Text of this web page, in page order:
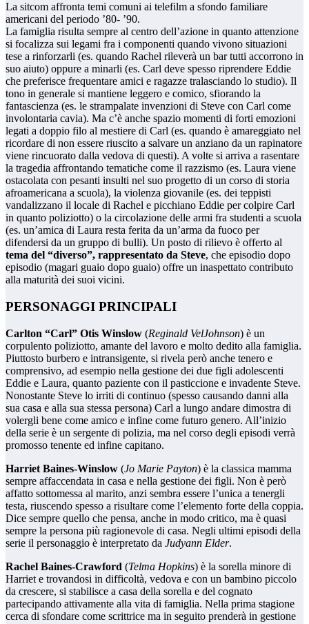
La sitcom affronta temi comuni ai telefilm a sfondo familiare
americani del periodo ’80- ’90.
La famiglia risulta sempre al centro dell’azione in quanto attenzione
si focalizza sui legami fra i componenti quando vivono situazioni
tese a rinforzarli (es. quando Rachel rileverà un bar tutti accorrono in
suo aiuto) oppure a minarli (es. Carl deve spesso riprendere Eddie
che preferisce frequentare amici e ragazze tralasciando lo studio). Il
tono in generale si mantiene leggero e comico, sfiorando la
fantascienza (es. le strampalate invenzioni di Steve con Carl come
involontaria cavia). Ma c’è anche spazio momenti di forti emozioni
legati a doppio filo al mestiere di Carl (es. quando è amareggiato nel
ricordare di non essere riuscito a salvare un anziano da un rapinatore
viene rincuorato dalla vedova di questi). A volte si arriva a rasentare
la tragedia affrontando tematiche come il razzismo (es. Laura viene
ostacolata con pesanti insulti nel suo progetto di un corso di storia
afroamericana a scuola), la violenza giovanile (es. dei teppisti
vandalizzano il locale di Rachel e picchiano Eddie per colpire Carl
in quanto poliziotto) o la circolazione delle armi fra studenti a scuola
(es. un’amica di Laura resta ferita da un’arma da fuoco per
difendersi da un gruppo di bulli). Un posto di rilievo è offerto al
tema del “diverso”, rappresentato da Steve, che episodio dopo
episodio (magari guaio dopo guaio) offre un inaspettato contributo
alla maturità dei suoi vicini.
PERSONAGGI PRINCIPALI
Carlton “Carl” Otis Winslow (Reginald VelJohnson) è un
corpulento poliziotto, amante del lavoro e molto dedito alla famiglia.
Piuttosto burbero e intransigente, si rivela però anche tenero e
comprensivo, ad esempio nella gestione dei due figli adolescenti
Eddie e Laura, quanto paziente con il pasticcione e invadente Steve.
Nonostante Steve lo irriti di continuo (spesso causando danni alla
sua casa e alla sua stessa persona) Carl a lungo andare dimostra di
volergli bene come amico e infine come futuro genero. All’inizio
della serie è un sergente di polizia, ma nel corso degli episodi verrà
promosso tenente ed infine capitano.
Harriet Baines-Winslow (Jo Marie Payton) è la classica mamma
sempre affaccendata in casa e nella gestione dei figli. Non è però
affatto sottomessa al marito, anzi sembra essere l’unica a tenergli
testa, riuscendo spesso a risultare come l’elemento forte della coppia.
Dice sempre quello che pensa, anche in modo critico, ma è quasi
sempre la persona più ragionevole di casa. Negli ultimi episodi della
serie il personaggio è interpretato da Judyann Elder.
Rachel Baines-Crawford (Telma Hopkins) è la sorella minore di
Harriet e trovandosi in difficoltà, vedova e con un bambino piccolo
da crescere, si stabilisce a casa della sorella e del cognato
partecipando attivamente alla vita di famiglia. Nella prima stagione
cerca di sfondare come scrittrice ma in seguito prenderà in gestione